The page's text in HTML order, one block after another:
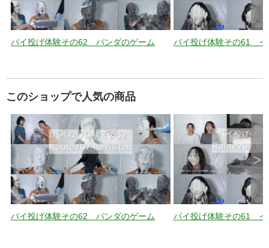
パイ投げ体験その62 パンダのゲーム パイ投げ体験その61 イ
このショップで人気の商品
パイ投げ体験その62 パンダのゲーム パイ投げ体験その61 イ
>